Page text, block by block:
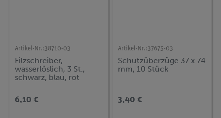
Artikel-Nr.:38710-03
Filzschreiber,
wasserlöslich, 3 St.,
schwarz, blau, rot
6,10 €
Artikel-Nr.:37675-03
Schutzüberzüge 37 x 74
mm, 10 Stück
3,40 €